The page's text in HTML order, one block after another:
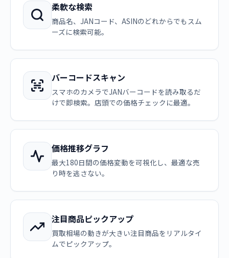
柔軟な検索
商品名、JANコード、ASINのどれからでもスム
ーズに検索可能。
バーコードスキャン
スマホのカメラでJANバーコードを読み取るだ
けで即検索。店頭での価格チェックに最適。
価格推移グラフ
最大180日間の価格変動を可視化し、最適な売
り時を逃さない。
注目商品ピックアップ
買取相場の動きが大きい注目商品をリアルタイ
ムでピックアップ。